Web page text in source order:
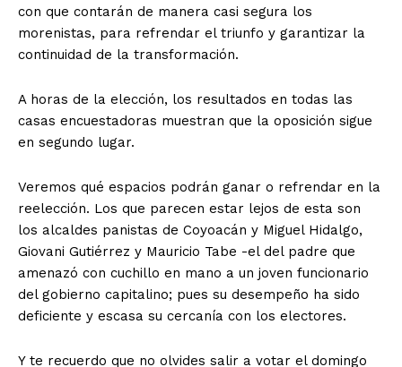
con que contarán de manera casi segura los
morenistas, para refrendar el triunfo y garantizar la
continuidad de la transformación.
A horas de la elección, los resultados en todas las
casas encuestadoras muestran que la oposición sigue
en segundo lugar.
Veremos qué espacios podrán ganar o refrendar en la
reelección. Los que parecen estar lejos de esta son
los alcaldes panistas de Coyoacán y Miguel Hidalgo,
Giovani Gutiérrez y Mauricio Tabe -el del padre que
amenazó con cuchillo en mano a un joven funcionario
del gobierno capitalino; pues su desempeño ha sido
deficiente y escasa su cercanía con los electores.
Y te recuerdo que no olvides salir a votar el domingo